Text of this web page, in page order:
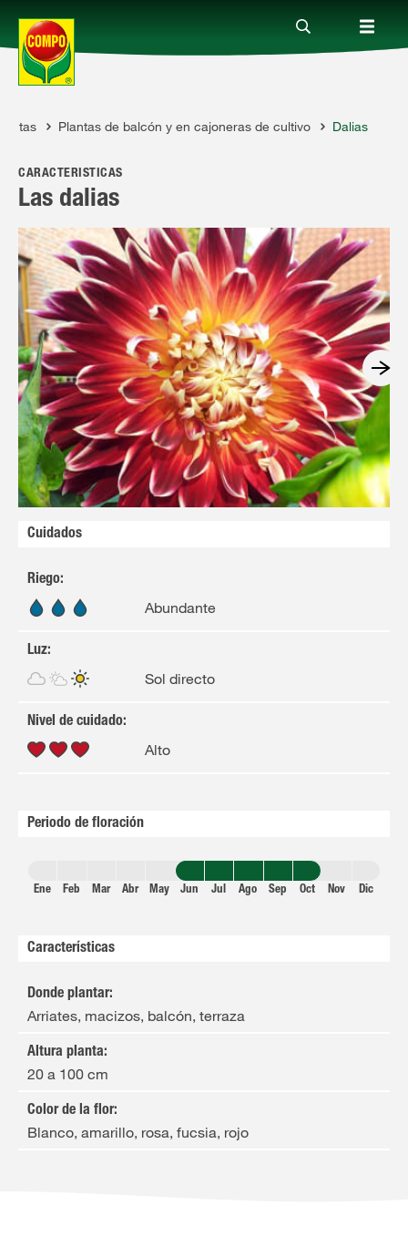
Productos
Consejos
Mundo Compo
Servicio
Quienes somos
Plantas de balcón y en cajoneras de cultivo Dalias
CARACTERÍSTICAS
Las dalias
Cuidados
Riego:
Abundante
Luz:
Sol directo
Nivel de cuidado:
Alto
Periodo de floración
Ene Feb Mar Abr May Jun Jul Ago Sep Oct Nov Dic
Características
Donde plantar:
Arriates, macizos, balcón, terraza
Altura planta:
20 a 100 cm
Color de la flor:
Blanco, amarillo, rosa, fucsia, rojo